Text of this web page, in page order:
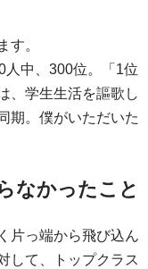
す。
中、300位。「1位
、学生生活を謳歌し
期。僕がいただいた
なかったこと
片っ端から飛び込ん
して、トップクラス